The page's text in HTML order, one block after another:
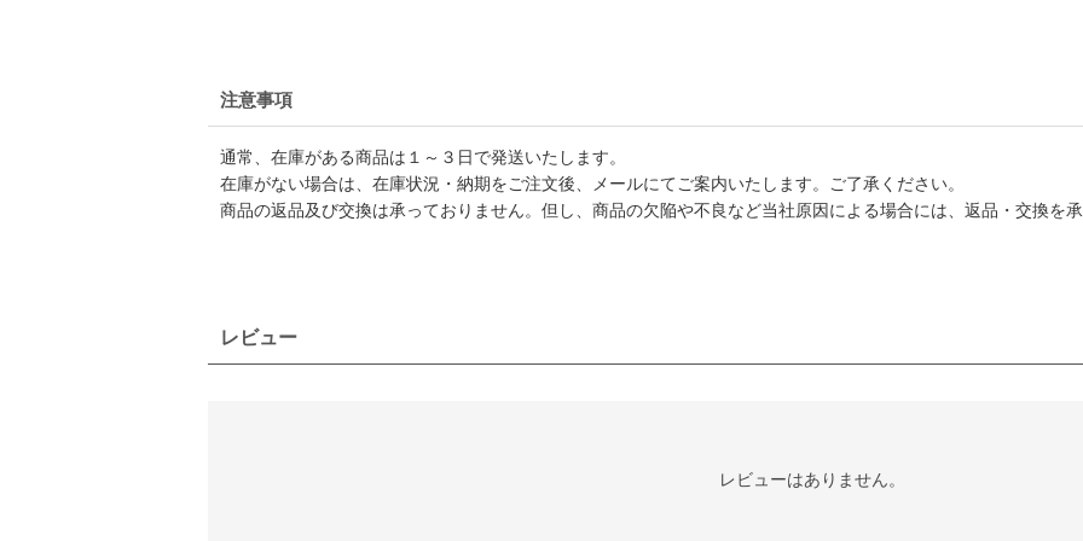
注意事項
通常、在庫がある商品は１～３日で発送いたします。
在庫がない場合は、在庫状況・納期をご注文後、メールにてご案内いたします。ご了承ください。
商品の返品及び交換は承っておりません。但し、商品の欠陥や不良など当社原因による場合には、返品・交換を
レビュー
レビューはありません。